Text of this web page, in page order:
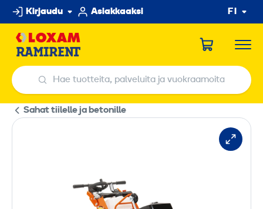
Hyppää
sisältöön
Kirjaudu Asiakkaaksi FI
Hae tuotteita, palveluita ja vuokraamoita
Hae tuotteita, palveluita ja vuokraamoita
Sahat tiilelle ja betonille